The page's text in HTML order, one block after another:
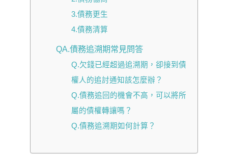
3.債務更生
4.債務清算
QA.債務追溯期常見問答
Q.欠錢已經超過追溯期，卻接到債
權人的追討通知該怎麼辦？
Q.債務追回的機會不高，可以將所
屬的債權轉讓嗎？
Q.債務追溯期如何計算？